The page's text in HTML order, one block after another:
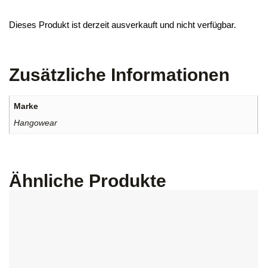
Dieses Produkt ist derzeit ausverkauft und nicht verfügbar.
Zusätzliche Informationen
Marke
Hangowear
Ähnliche Produkte